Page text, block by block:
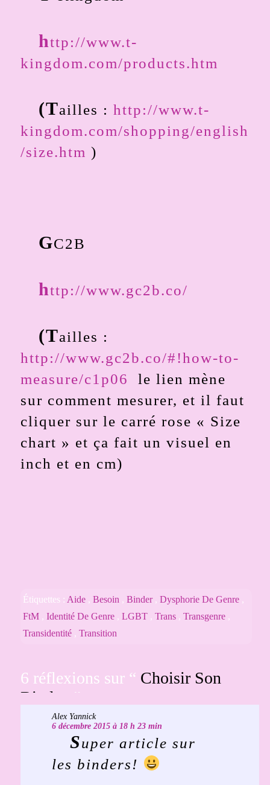
http://www.t-
kingdom.com/products.htm
(Tailles :http://www.t-
kingdom.com/shopping/english
/size.htm )
GC2B
http://www.gc2b.co/
(Tailles :
http://www.gc2b.co/#!how-to-
measure/c1p06
le lien mène
sur comment mesurer, et il faut
cliquer sur le carré rose « Size
chart » et ça fait un visuel en
inch et en cm)
Étiquettes : Aide ,Besoin ,Binder ,Dysphorie De Genre ,
FtM ,Identité De Genre ,LGBT ,Trans ,Transgenre ,
Transidentité ,Transition
6 réflexions sur “ Choisir Son
Binder.
”
Alex Yannick
6 décembre 2015 à 18 h 23 min
Super article sur
les binders!